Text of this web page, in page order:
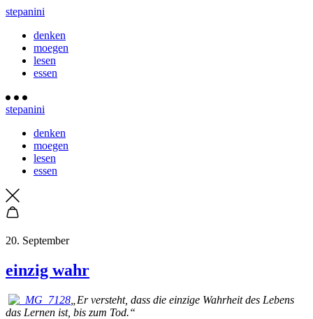
stepanini
denken
moegen
lesen
essen
stepanini
denken
moegen
lesen
essen
20. September
einzig wahr
„Er versteht, dass die einzige Wahrheit des Lebens
das Lernen ist, bis zum Tod.“